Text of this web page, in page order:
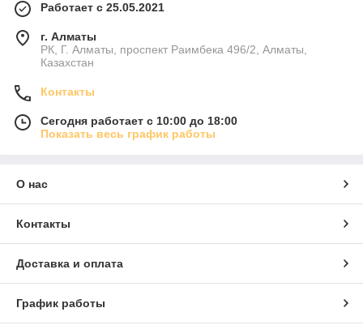
Работает с 25.05.2021
г. Алматы
РК, Г. Алматы, проспект Раимбека 496/2, Алматы,
Казахстан
Контакты
Сегодня работает с 10:00 до 18:00
Показать весь график работы
О нас
Контакты
Доставка и оплата
График работы